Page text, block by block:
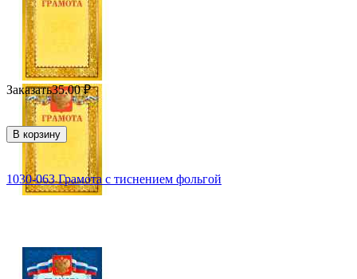
Заказать35.00 ₽
В корзину
1030-063 Грамота с тиснением фольгой